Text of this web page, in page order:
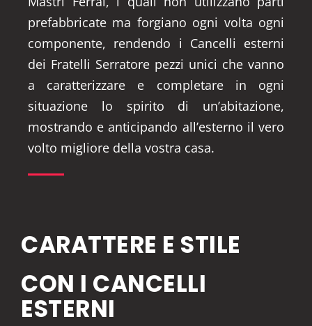
prefabbricate ma forgiano ogni volta ogni
componente, rendendo i Cancelli esterni
dei Fratelli Serratore pezzi unici che vanno
a caratterizzare e completare in ogni
situazione lo spirito di un’abitazione,
mostrando e anticipando all’esterno il vero
volto migliore della vostra casa.
CARATTERE E STILE
CON I CANCELLI
ESTERNI